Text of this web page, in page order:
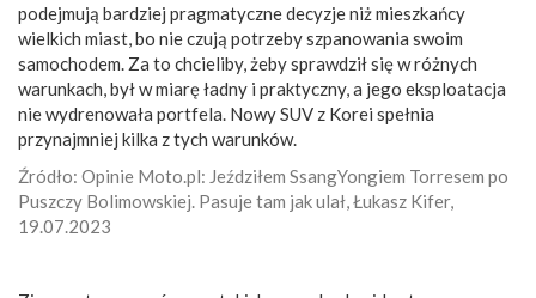
podejmują bardziej pragmatyczne decyzje niż mieszkańcy
wielkich miast, bo nie czują potrzeby szpanowania swoim
samochodem. Za to chcieliby, żeby sprawdził się w różnych
warunkach, był w miarę ładny i praktyczny, a jego eksploatacja
nie wydrenowała portfela. Nowy SUV z Korei spełnia
przynajmniej kilka z tych warunków.
Źródło: Opinie Moto.pl: Jeździłem SsangYongiem Torresem po
Puszczy Bolimowskiej. Pasuje tam jak ulał, Łukasz Kifer,
19.07.2023